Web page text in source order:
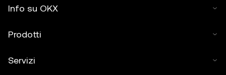
Info su OKX
Prodotti
Servizi